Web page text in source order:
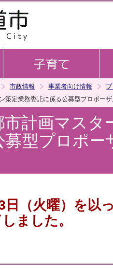
市政情報 事業者向け情報
策定業務委託に係る公募型プロポー
市計画マスタ
募型プロポ
日（火曜）を以
ました。